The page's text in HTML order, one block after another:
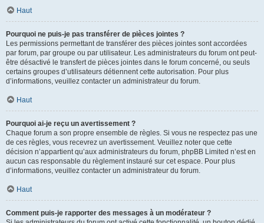
Haut
Pourquoi ne puis-je pas transférer de pièces jointes ?
Les permissions permettant de transférer des pièces jointes sont accordées
par forum, par groupe ou par utilisateur. Les administrateurs du forum ont peut-
être désactivé le transfert de pièces jointes dans le forum concerné, ou seuls
certains groupes d’utilisateurs détiennent cette autorisation. Pour plus
d’informations, veuillez contacter un administrateur du forum.
Haut
Pourquoi ai-je reçu un avertissement ?
Chaque forum a son propre ensemble de règles. Si vous ne respectez pas une
de ces règles, vous recevrez un avertissement. Veuillez noter que cette
décision n’appartient qu’aux administrateurs du forum, phpBB Limited n’est en
aucun cas responsable du règlement instauré sur cet espace. Pour plus
d’informations, veuillez contacter un administrateur du forum.
Haut
Comment puis-je rapporter des messages à un modérateur ?